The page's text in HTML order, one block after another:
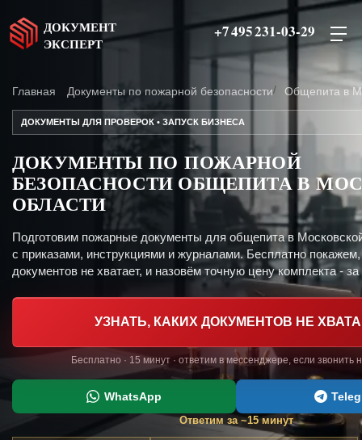
ДОКУМЕНТ
ЭКСПЕРТ
+7 495 231-03-29
Главная Документы по пожарной безопасности Общепита в
ДОКУМЕНТЫ ДЛЯ ПРОВЕРОК • ЗАПУСК БИЗНЕСА
ДОКУМЕНТЫ ПО ПОЖАРНОЙ
БЕЗОПАСНОСТИ ОБЩЕПИТА В
ОБЛАСТИ
Подготовим пожарные документы для общепита в
с приказами, инструкциями и журналами. Бесплатно покажем,
документов не хватает, и назовём точную цену комплекта - за
УЗНАТЬ, КАКИХ ДОКУМЕНТОВ НЕ
Бесплатно · 15 минут · ответим в мессенджере, если звонить
WhatsApp
Ответим за ~15 минут